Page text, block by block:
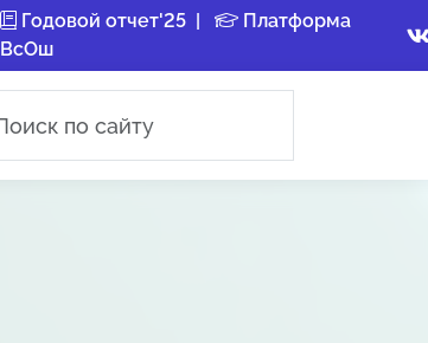
Годовой отчет'25|
Платформа
ВсОш